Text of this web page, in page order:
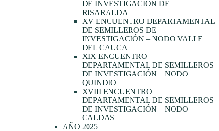
DE INVESTIGACIÓN DE
RISARALDA
XV ENCUENTRO DEPARTAMENTAL
DE SEMILLEROS DE
INVESTIGACIÓN – NODO VALLE
DEL CAUCA
XIX ENCUENTRO
DEPARTAMENTAL DE SEMILLEROS
DE INVESTIGACIÓN – NODO
QUINDIO
XVIII ENCUENTRO
DEPARTAMENTAL DE SEMILLEROS
DE INVESTIGACIÓN – NODO
CALDAS
AÑO 2025